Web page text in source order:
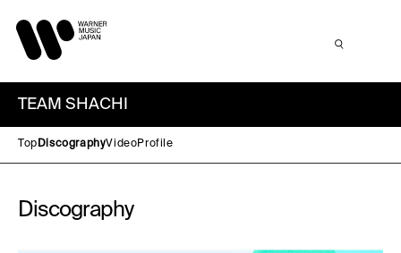
TEAM SHACHI
Top DiscographyVideoProfile
Discography